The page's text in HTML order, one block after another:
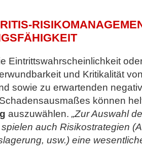
Eintrittswahrscheinlichkeit
und Kritikalität
sowie zu erwartenden
können
auszuwählen. „Zur Auswahl
auch Risikostrategien
usw.) eine